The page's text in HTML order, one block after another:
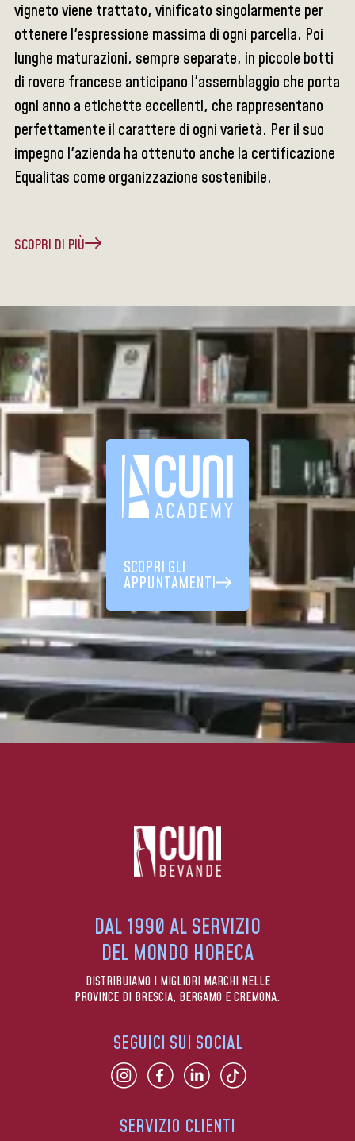
vigneto viene trattato, vinificato singolarmente per
ottenere l'espressione massima di ogni parcella. Poi
lunghe maturazioni, sempre separate, in piccole botti
di rovere francese anticipano l'assemblaggio che porta
ogni anno a etichette eccellenti, che rappresentano
perfettamente il carattere di ogni varietà. Per il suo
impegno l'azienda ha ottenuto anche la certificazione
Equalitas come organizzazione sostenibile.
SCOPRI DI PIÙ
SCOPRI GLI
APPUNTAMENTI
DAL 1990 AL SERVIZIO
DEL MONDO HORECA
DISTRIBUIAMO I MIGLIORI MARCHI NELLE
PROVINCE DI BRESCIA, BERGAMO E CREMONA.
SERVIZIO CLIENTI
SEGUICI SUI SOCIAL